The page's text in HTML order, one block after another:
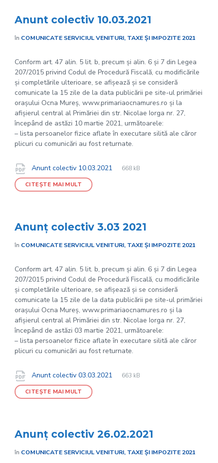
Anunt colectiv 10.03.2021
în COMUNICATE SERVICIUL VENITURI, TAXE ȘI IMPOZITE 2021
Conform art. 47 alin. 5 lit. b, precum și alin. 6 și 7 din Legea
207/2015 privind Codul de Procedură Fiscală, cu modificările
și completările ulterioare, se afișează și se consideră
comunicate la 15 zile de la data publicării pe site-ul primăriei
orașului Ocna Mureș, www.primariaocnamures.ro și la
afișierul central al Primăriei din str. Nicolae Iorga nr. 27,
începând de astăzi 10 martie 2021, următoarele:
– lista persoanelor fizice aflate în executare silită ale căror
plicuri cu comunicări au fost returnate.
Documente
Anunt colectiv 10.03.2021
File
pdf
File
668 kB
CITEȘTE MAI MULT
Anunț colectiv 3.03 2021
în COMUNICATE SERVICIUL VENITURI, TAXE ȘI IMPOZITE 2021
Conform art. 47 alin. 5 lit. b, precum și alin. 6 și 7 din Legea
207/2015 privind Codul de Procedură Fiscală, cu modificările
și completările ulterioare, se afișează și se consideră
comunicate la 15 zile de la data publicării pe site-ul primăriei
orașului Ocna Mureș, www.primariaocnamures.ro și la
afișierul central al Primăriei din str. Nicolae Iorga nr. 27,
începând de astăzi 03 martie 2021, următoarele:
– lista persoanelor fizice aflate în executare silită ale căror
plicuri cu comunicări au fost returnate.
Documente
Anunt colectiv 03.03.2021
File
pdf
File
663 kB
CITEȘTE MAI MULT
Anunț colectiv 26.02.2021
în COMUNICATE SERVICIUL VENITURI, TAXE ȘI IMPOZITE 2021